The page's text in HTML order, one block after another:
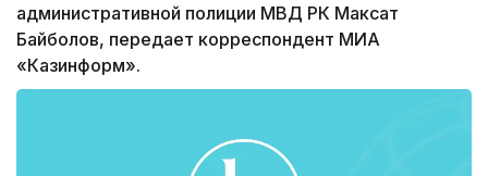
административной полиции МВД РК Максат
Байболов, передает корреспондент МИА
«Казинформ».